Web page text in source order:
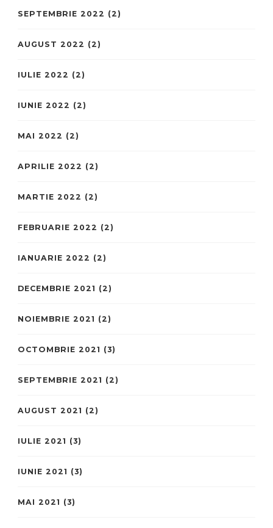
SEPTEMBRIE 2022 (2)
AUGUST 2022 (2)
IULIE 2022 (2)
IUNIE 2022 (2)
MAI 2022 (2)
APRILIE 2022 (2)
MARTIE 2022 (2)
FEBRUARIE 2022 (2)
IANUARIE 2022 (2)
DECEMBRIE 2021 (2)
NOIEMBRIE 2021 (2)
OCTOMBRIE 2021 (3)
SEPTEMBRIE 2021 (2)
AUGUST 2021 (2)
IULIE 2021 (3)
IUNIE 2021 (3)
MAI 2021 (3)